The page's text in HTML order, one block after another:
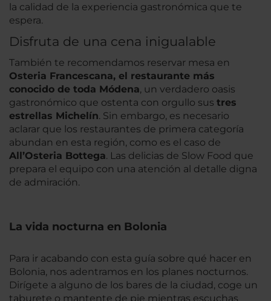
la calidad de la experiencia gastronómica que te
espera.
Disfruta de una cena inigualable
También te recomendamos reservar mesa en
Osteria Francescana, el restaurante más
conocido de toda Módena, un verdadero oasis
gastronómico que ostenta con orgullo sus tres
estrellas Michelín. Sin embargo, es necesario
aclarar que los restaurantes de primera categoría
abundan en esta región, como es el caso de
All’Osteria Bottega. Las delicias de Slow Food que
prepara el equipo con una atención al detalle digna
de admiración.
La vida nocturna en Bolonia
Para ir acabando con esta guía sobre qué hacer en
Bolonia, nos adentramos en los planes nocturnos.
Dirígete a alguno de los bares de la ciudad, coge un
taburete o mantente de pie mientras escuchas